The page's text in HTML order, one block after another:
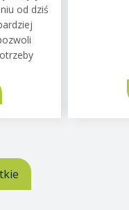
od dziś
tylko